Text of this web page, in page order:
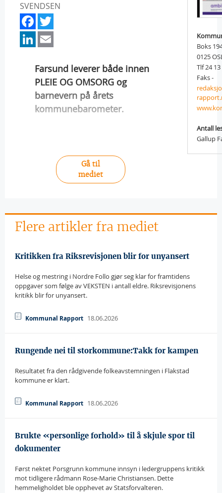
SVENDSEN
Facebook
LinkedIn
Farsund leverer både innen
PLEIE OG OMSORG og
barnevern på årets
kommunebarometer.
Gå til
mediet
Boks
0125
Tlf 24
Faks -
Antall
Gallup
Flere artikler fra mediet
Kritikken fra Riksrevisjonen blir for unyansert
Helse og mestring i Nordre Follo gjør seg klar for framtidens
oppgaver som følge av VEKSTEN i antall eldre. Riksrevisjonens
kritikk blir for unyansert.
Kommunal Rapport 18.06.2026
Rungende nei til storkommune:Takk for kampen
Resultatet fra den rådgivende folkeavstemningen i Flakstad
kommune er klart.
Kommunal Rapport 18.06.2026
Brukte «personlige forhold» til å skjule spor til
dokumenter
Først nektet Porsgrunn kommune innsyn i ledergruppens kritikk
mot tidligere rådmann Rose-Marie Christiansen. Dette
hemmeligholdet ble opphevet av Statsforvalteren.